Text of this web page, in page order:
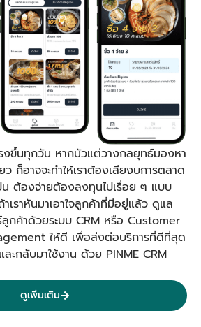
งขึ้นทุกวัน หากมัวแต่วางกลยุทธ์มองหา
ก็อาจจะทำให้เราต้องเสียงบการตลาด
น ต้องจ่ายต้องลงทุนไปเรื่อย ๆ แบบ
เราหันมาเอาใจลูกค้าที่มีอยู่แล้ว ดูแล
กค้าด้วยระบบ CRM หรือ Customer
ให้ดี เพื่อส่งต่อบริการที่ดีที่สุด
ละกลับมาใช้งาน ด้วย PINME CRM
ดูเพิ่มเติม